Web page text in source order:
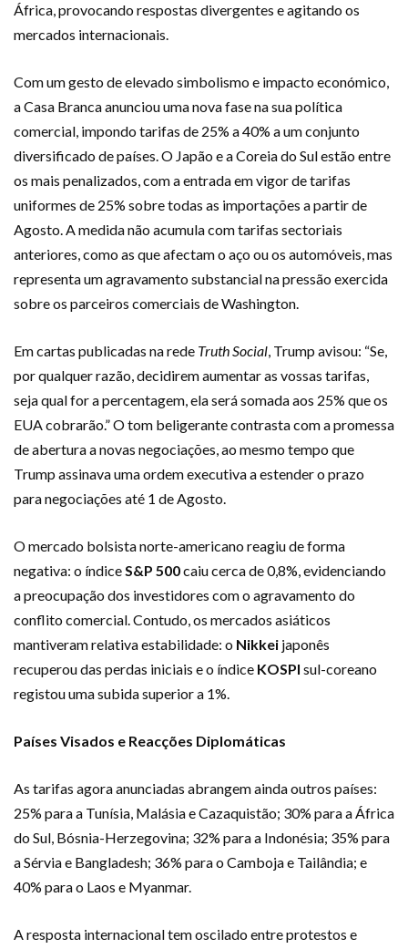
África, provocando respostas divergentes e agitando os
mercados internacionais.
Com um gesto de elevado simbolismo e impacto económico,
a Casa Branca anunciou uma nova fase na sua política
comercial, impondo tarifas de 25% a 40% a um conjunto
diversificado de países. O Japão e a Coreia do Sul estão entre
os mais penalizados, com a entrada em vigor de tarifas
uniformes de 25% sobre todas as importações a partir de
Agosto. A medida não acumula com tarifas sectoriais
anteriores, como as que afectam o aço ou os automóveis, mas
representa um agravamento substancial na pressão exercida
sobre os parceiros comerciais de Washington.
Em cartas publicadas na rede Truth Social, Trump avisou: “Se,
por qualquer razão, decidirem aumentar as vossas tarifas,
seja qual for a percentagem, ela será somada aos 25% que os
EUA cobrarão.” O tom beligerante contrasta com a promessa
de abertura a novas negociações, ao mesmo tempo que
Trump assinava uma ordem executiva a estender o prazo
para negociações até 1 de Agosto.
O mercado bolsista norte-americano reagiu de forma
negativa: o índiceS&P 500caiu cerca de 0,8%, evidenciando
a preocupação dos investidores com o agravamento do
conflito comercial. Contudo, os mercados asiáticos
mantiveram relativa estabilidade: o Nikkei japonês
recuperou das perdas iniciais e o índice KOSPI sul-coreano
registou uma subida superior a 1%.
Países Visados e Reacções Diplomáticas
As tarifas agora anunciadas abrangem ainda outros países:
25% para a Tunísia, Malásia e Cazaquistão; 30% para a África
do Sul, Bósnia-Herzegovina; 32% para a Indonésia; 35% para
a Sérvia e Bangladesh; 36% para o Camboja e Tailândia; e
40% para o Laos e Myanmar.
A resposta internacional tem oscilado entre protestos e